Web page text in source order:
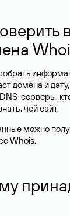
домена и
серверы,
чей сайт.
можно
Whois.